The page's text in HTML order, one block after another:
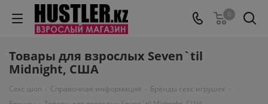
0
Товары для взрослых Seven`til
Midnight, США
Секс шоп - Справочная информация - Бренды секс игрушек -